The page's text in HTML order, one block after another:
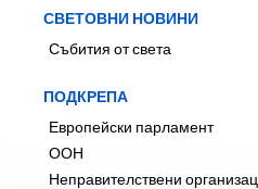
СВЕТОВНИ НОВИНИ
Събития от света
ПОДКРЕПА
Европейски парламент
ООН
Неправителствени